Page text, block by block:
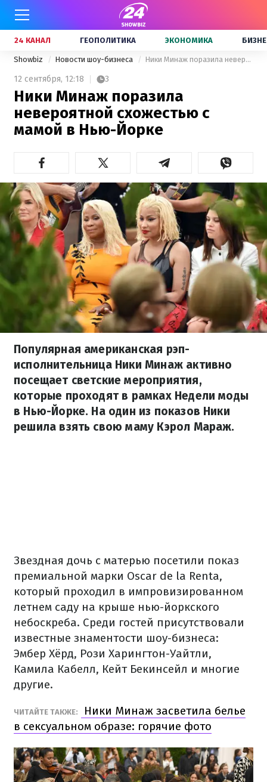
24 КАНАЛ ГЕОПОЛИТИКА ЭКОНОМИКА
Showbiz Новости шоу-бизнеса Ники Минаж поразила невероятной схожестью с мамой в Нью-Йорке
12 сентября, 12:18 3
Ники Минаж поразила
невероятной схожестью с
мамой в Нью-Йорке
Популярная американская рэп-
исполнительница Ники Минаж активно
посещает светские мероприятия,
которые проходят в рамках Недели моды
в Нью-Йорке. На один из показов Ники
решила взять свою маму Кэрол Мараж.
Звездная дочь с матерью посетили показ
премиальной марки Oscar de la Renta,
который проходил в импровизированном
летнем саду на крыше нью-йоркского
небоскреба. Среди гостей присутствовали
известные знаментости шоу-бизнеса:
Эмбер Хёрд, Рози Харингтон-Уайтли,
Камила Кабелл, Кейт Бекинсейл и многие
другие.
ЧИТАЙТЕ ТАКЖЕ:
Ники Минаж засветила белье
в сексуальном образе: горячие фото